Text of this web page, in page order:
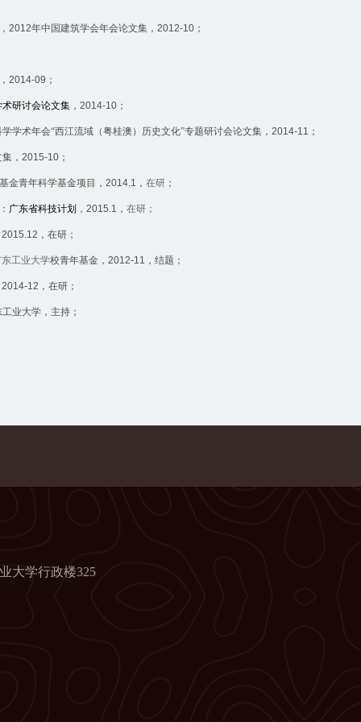
2012年中国建筑学会年会论文集， 2012-10；
2014-09 ；
研讨会论文集， 2014-10；
学术年会“西江流域（粤桂澳）历史文化”专题研讨会论文集， 2014-11 ；
， 2015-10；
金青年科学基金项目， 2014.1 ， 在研；
广东省科技计划 ， 2015.1 ， 在研；
2015.12 ，在研；
东工业大学校青年基金， 2012-11 ，结题；
2014-12 ，在研；
业大学，主持；
大学行政楼325